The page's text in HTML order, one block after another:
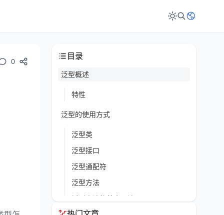
0 目录
泛型概述
特性
泛型的使用方式
泛型类
泛型接口
泛型通配符
泛型方法
泛型方法的基本用法